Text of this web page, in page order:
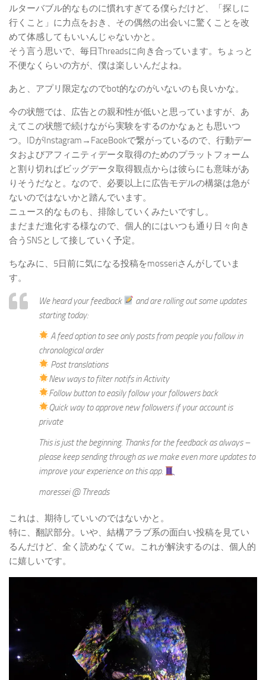
ルターバブル的なものに慣れすぎてる僕らだけど、「探しに
行くこと」に力点をおき、その偶然の出会いに驚くことを改
めて体感してもいいんじゃないかと。
そう言う思いで、毎日Threadsに向き合っています。ちょっと
不便なくらいの方が、僕は楽しいんだよね。
あと、アプリ限定なのでbot的なのがいないのも良いかな。
今の状態では、広告との親和性が低いと思っていますが、あ
えてこの状態で続けながら実験をするのかなぁとも思いつ
つ。IDがInstagram→FaceBookで繋がっているので、行動デー
タおよびアフィニティデータ取得のためのプラットフォーム
と割り切ればビッグデータ取得観点からは彼らにも意味があ
りそうだなと。なので、必要以上に広告モデルの構築は急が
ないのではないかと踏んでいます。
ニュース的なものも、排除していくみたいですし。
まだまだ進化する様なので、個人的にはいつも通り日々向き
合うSNSとして接していく予定。
ちなみに、5日前に気になる投稿をmosseriさんがしていま
す。
We heard your feedback
and are rolling out some updates
starting today:
A feed option to see only posts from people you follow in
chronological order
Post translations
New ways to filter notifs in Activity
Follow button to easily follow your followers back
Quick way to approve new followers if your account is
private
This is just the beginning. Thanks for the feedback as always –
please keep sending through as we make even more updates to
improve your experience on this app.
moressei @ Threads
これは、期待していいのではないかと。
特に、翻訳部分。いや、結構アラブ系の面白い投稿を見てい
るんだけど、全く読めなくてw。これが解決するのは、個人的
に嬉しいです。